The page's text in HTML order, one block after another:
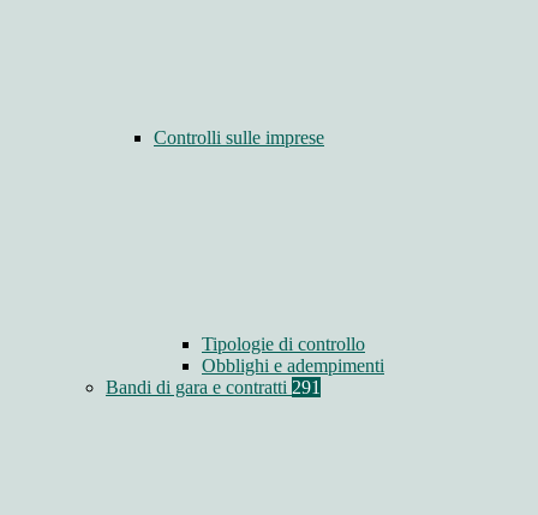
Controlli sulle imprese
Tipologie di controllo
Obblighi e adempimenti
Bandi di gara e contratti 291